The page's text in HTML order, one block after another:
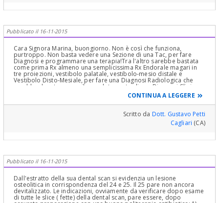
impostare una procedura chirurgica quanto più conservativa
possibile. E al più presto.
Pubblicato il 16-11-2015
Cara Signora Marina, buongiorno. Non è così che funziona,
purtroppo. Non basta vedere una Sezione di una Tac, per fare
Diagnosi e programmare una terapia!Tra l'altro sarebbe bastata
come prima Rx almeno una semplicissima Rx Endorale magari in
tre proiezioni, vestibolo palatale, vestibolo-mesio distale e
Vestibolo Disto-Mesiale, per fare una Diagnosi Radiologica che
sarebbe dovuta essere il completamento di una Diagnosi Clinica,
Semeiologica, Strumentale ed Anamnestica, la sola che permetta di
fare diagnosi differenziale tra le varie patologie e arrivare così ad
esprimere una Diagnosi che sarebbe diventata "certa" con una
eventuale Diagnosi istopatologica con prelievo bioptico se fosse
stato ritenuto necessario! Dalla Tac almeno non "vedo" Terapie
canalari dei due premolari coinvolti! E' sicura che siano stati
Cambia la terapia se si trattasse dell'uno o dell'altro caso! Non
posso certo fare Diagnosi via Web! E' indispensabile che si faccia
visitare da un Dentista "capace e Colto"! Si parla di intervento
chirurgico ma prima di firmare il Consenso si faccia Spiegare "per
filo e per segno, la Diagnosi, i Rischi etc! L'informazione Medica
deve essere Completa e a Lei Comprensibile! Non le faccio
l'elenco delle varie Diagnosi Differenziali da fare. Abbia pazienza
ma di pù non posso dirle senza "scadere" in uno sterile ed inutile
CONTINUA A LEGGERE
Scritto da Dott. Gustavo Petti
Cagliari (CA)
Pubblicato il 16-11-2015
Dall'estratto della sua dental scan si evidenzia un lesione
osteolitica in corrispondenza del 24 e 25. Il 25 pare non ancora
devitalizzato. Le indicazioni, ovviamente da verificare dopo esame
di tutte le slice ( fette) della dental scan, pare essere, dopo